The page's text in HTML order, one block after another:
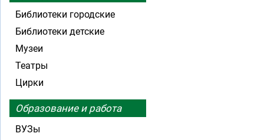
Библиотеки городские
Библиотеки детские
Музеи
Театры
Цирки
Образование и работа
ВУЗы